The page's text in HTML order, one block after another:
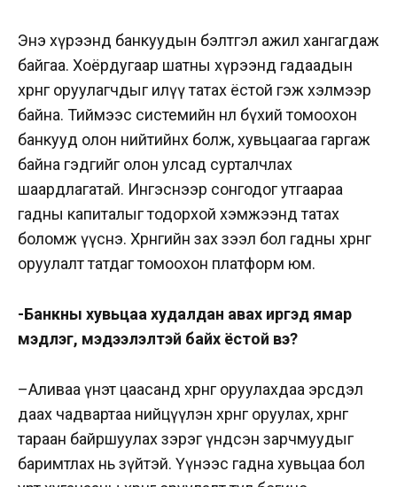
Энэ хүрээнд банкуудын бэлтгэл ажил хангагдаж
байгаа. Хоёрдугаар шатны хүрээнд гадаадын
хөрөнгө оруулагчдыг илүү татах ёстой гэж хэлмээр
байна. Тиймээс системийн нөлөө бүхий томоохон
банкууд олон нийтийнх болж, хувьцаагаа гаргаж
байна гэдгийг олон улсад сурталчлах
шаардлагатай. Ингэснээр сонгодог утгаараа
гадны капиталыг тодорхой хэмжээнд татах
боломж үүснэ. Хөрөнгийн зах зээл бол гадны хөрөнгө
оруулалт татдаг томоохон платформ юм.
-Банкны хувьцаа худалдан авах иргэд ямар
мэдлэг, мэдээлэлтэй байх ёстой вэ?
–Аливаа үнэт цаасанд хөрөнгө оруулахдаа эрсдэл
даах чадвартаа нийцүүлэн хөрөнгө оруулах, хөрөнгөө
тараан байршуулах зэрэг үндсэн зарчмуудыг
баримтлах нь зүйтэй. Үүнээс гадна хувьцаа бол